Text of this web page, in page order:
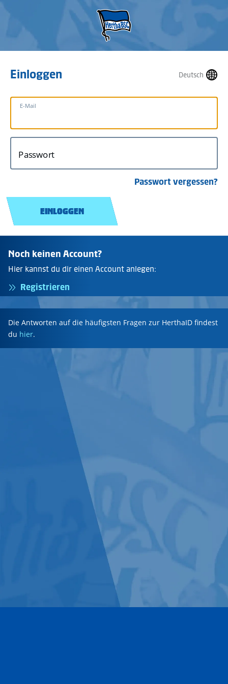
Deutsch
Einloggen
E-Mail
Passwort
Passwort vergessen?
EINLOGGEN
Noch keinen Account?
Hier kannst du dir einen Account anlegen:
Registrieren
Die Antworten auf die häufigsten Fragen zur HerthaID findest
du hier.